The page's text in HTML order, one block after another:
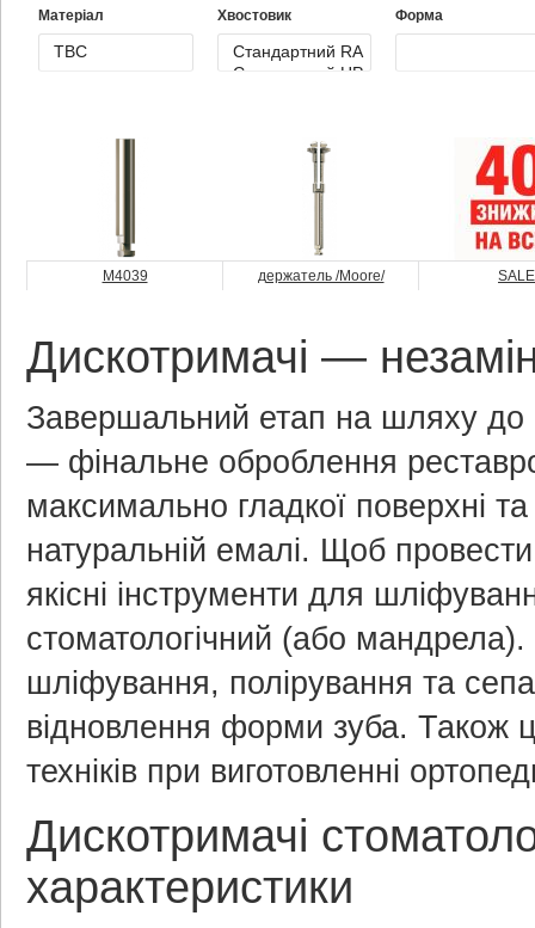
Матеріал Хвостовик Форма
M4039 держатель /Moore/ SALE
Дискотримачі —
Завершальний етап на шляху до
— фінальне оброблення
максимально гладкої поверхні
натуральній емалі. Щоб провести
якісні інструменти для
стоматологічний (або
шліфування, полірування та
відновлення форми зуба. Також
техніків при виготовленні
Дискотримачі
характеристики